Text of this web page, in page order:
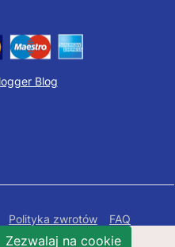
Blog
Polityka zwrotów
FAQ
Mapa Strony
Zezwalaj na cookie